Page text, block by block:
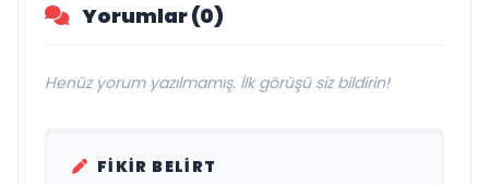
Yorumlar (0)
Henüz yorum yazılmamış. İlk görüşü siz bildirin!
FIKIR BELIRT